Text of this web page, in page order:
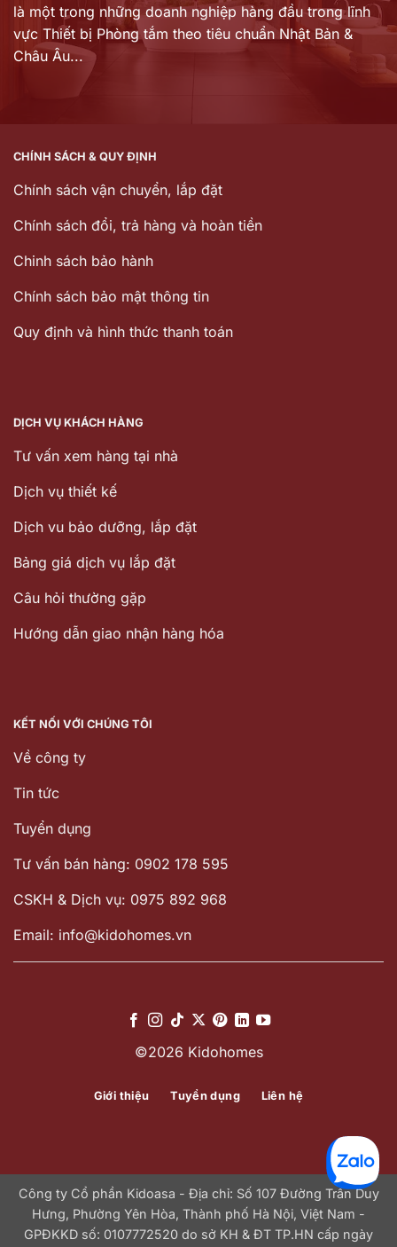
là một trong những doanh nghiệp hàng đầu trong lĩnh
vực Thiết bị Phòng tắm theo tiêu chuẩn Nhật Bản &
Châu Âu...
CHÍNH SÁCH & QUY ĐỊNH
Chính sách vận chuyển, lắp đặt
Chính sách đổi, trả hàng và hoàn tiền
Chinh sách bảo hành
Chính sách bảo mật thông tin
Quy định và hình thức thanh toán
DỊCH VỤ KHÁCH HÀNG
Tư vấn xem hàng tại nhà
Dịch vụ thiết kế
Dịch vu bảo dưỡng, lắp đặt
Bảng giá dịch vụ lắp đặt
Câu hỏi thường gặp
Hướng dẫn giao nhận hàng hóa
KẾT NỐI VỚI CHÚNG TÔI
Về công ty
Tin tức
Tuyển dụng
Tư vấn bán hàng: 0902 178 595
CSKH & Dịch vụ: 0975 892 968
Email: info@kidohomes.vn
©2026 Kidohomes
Giới thiệu Tuyển dụng Liên hệ
Công ty Cổ phần Kidoasa - Địa chỉ: Số 107 Đường Trần Duy
Hưng, Phường Yên Hòa, Thành phố Hà Nội, Việt Nam -
GPĐKKD số: 0107772520 do sở KH & ĐT TP.HN cấp ngày